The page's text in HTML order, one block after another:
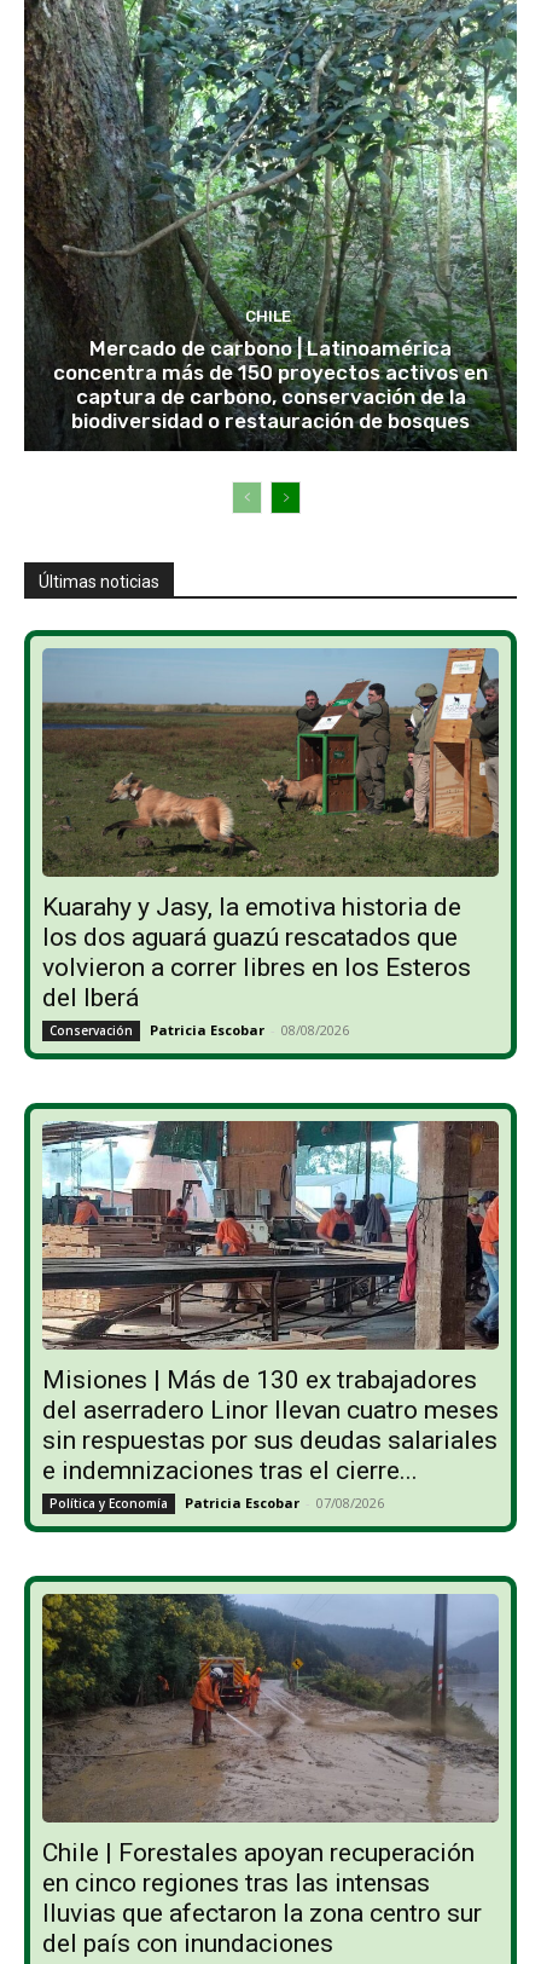
CHILE
Mercado de carbono | Latinoamérica
concentra más de 150 proyectos activos en
captura de carbono, conservación de la
biodiversidad o restauración de bosques
Últimas noticias
Kuarahy y Jasy, la emotiva historia de
los dos aguará guazú rescatados que
volvieron a correr libres en los Esteros
del Iberá
Conservación Patricia Escobar - 08/08/2026
Misiones | Más de 130 ex trabajadores
del aserradero Linor llevan cuatro meses
sin respuestas por sus deudas salariales
e indemnizaciones tras el cierre...
Política y Economía Patricia Escobar - 07/08/2026
Chile | Forestales apoyan recuperación
en cinco regiones tras las intensas
lluvias que afectaron la zona centro sur
del país con inundaciones